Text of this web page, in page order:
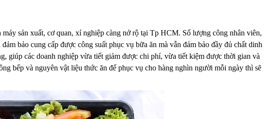
sản xuất, cơ quan, xí nghiệp càng nở rộ tại Tp HCM. Số lượng công nhân viên,
bảo cung cấp được công suất phục vụ bữa ăn mà vẫn đảm bảo đầy đủ chất dinh
giúp các doanh nghiệp vừa tiết giảm được chi phí, vừa tiết kiệm được thời gian và
bếp và nguyên vật liệu thức ăn để phục vụ cho hàng nghìn người mỗi ngày thì sẽ